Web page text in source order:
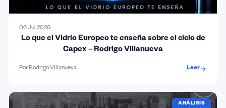
06 Jul 2026
Lo que el Vidrio Europeo te enseña sobre el ciclo de
Capex – Rodrigo Villanueva
Por Rodrigo Villanueva Leer
ANÁLISIS